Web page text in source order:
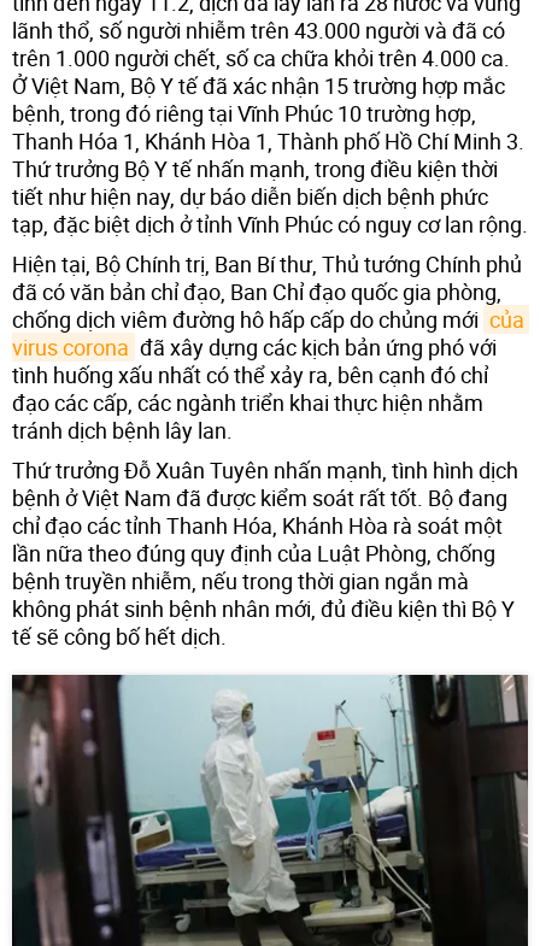
lãnh thổ, số người nhiễm trên 43.000 người và đã có
trên 1.000 người chết, số ca chữa khỏi trên 4.000 ca.
Ở Việt Nam, Bộ Y tế đã xác nhận 15 trường hợp mắc
bệnh, trong đó riêng tại Vĩnh Phúc 10 trường hợp,
Thanh Hóa 1, Khánh Hòa 1, Thành phố Hồ Chí Minh 3.
Thứ trưởng Bộ Y tế nhấn mạnh, trong điều kiện thời
tiết như hiện nay, dự báo diễn biến dịch bệnh phức
tạp, đặc biệt dịch ở tỉnh Vĩnh Phúc có nguy cơ lan rộng.
Hiện tại, Bộ Chính trị, Ban Bí thư, Thủ tướng Chính phủ
đã có văn bản chỉ đạo, Ban Chỉ đạo quốc gia phòng,
chống dịch viêm đường hô hấp cấp do chủng mới của
virus corona đã xây dựng các kịch bản ứng phó với
tình huống xấu nhất có thể xảy ra, bên cạnh đó chỉ
đạo các cấp, các ngành triển khai thực hiện nhằm
tránh dịch bệnh lây lan.
Thứ trưởng Đỗ Xuân Tuyên nhấn mạnh, tình hình dịch
bệnh ở Việt Nam đã được kiểm soát rất tốt. Bộ đang
chỉ đạo các tỉnh Thanh Hóa, Khánh Hòa rà soát một
lần nữa theo đúng quy định của Luật Phòng, chống
bệnh truyền nhiễm, nếu trong thời gian ngắn mà
không phát sinh bệnh nhân mới, đủ điều kiện thì Bộ Y
tế sẽ công bố hết dịch.